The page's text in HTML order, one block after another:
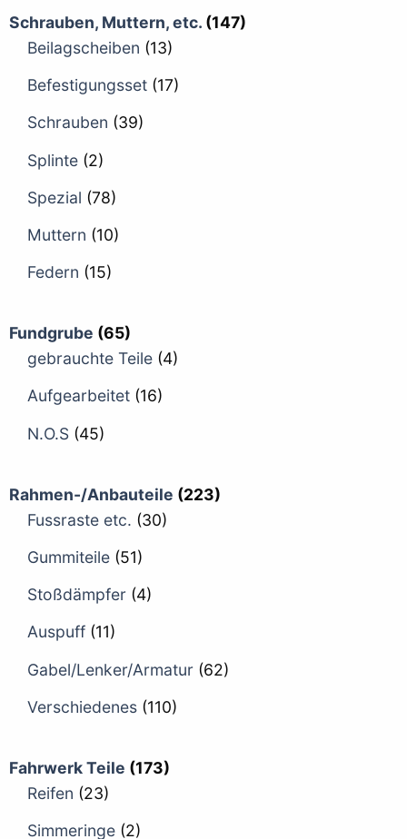
Schrauben, Muttern, etc. (147)
Beilagscheiben (13)
Befestigungsset (17)
Schrauben (39)
Splinte (2)
Spezial (78)
Muttern (10)
Federn (15)
Fundgrube (65)
gebrauchte Teile (4)
Aufgearbeitet (16)
N.O.S (45)
Rahmen-/Anbauteile (223)
Fussraste etc. (30)
Gummiteile (51)
Stoßdämpfer (4)
Auspuff (11)
Gabel/Lenker/Armatur (62)
Verschiedenes (110)
Fahrwerk Teile (173)
Reifen (23)
Simmeringe (2)